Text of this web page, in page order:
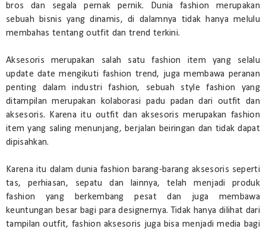
bros dan segala pernak pernik. Dunia fashion merupakan
sebuah bisnis yang dinamis, di dalamnya tidak hanya melulu
membahas tentang outfit dan trend terkini.
Aksesoris merupakan salah satu fashion item yang selalu
update date mengikuti fashion trend, juga membawa peranan
penting dalam industri fashion, sebuah style fashion yang
ditampilan merupakan kolaborasi padu padan dari outfit dan
aksesoris. Karena itu outfit dan aksesoris merupakan fashion
item yang saling menunjang, berjalan beiringan dan tidak dapat
dipisahkan.
Karena itu dalam dunia fashion barang-barang aksesoris seperti
tas, perhiasan, sepatu dan lainnya, telah menjadi produk
fashion yang berkembang pesat dan juga membawa
keuntungan besar bagi para designernya. Tidak hanya dilihat dari
tampilan outfit, fashion aksesoris juga bisa menjadi media bagi